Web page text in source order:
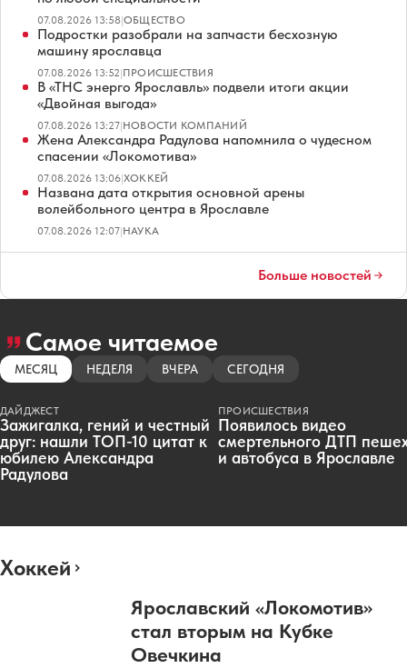
07.08.2026 13:58|ОБЩЕСТВО
Подростки разобрали на запчасти бесхозную
машину ярославца
07.08.2026 13:52|ПРОИСШЕСТВИЯ
В «ТНС энерго Ярославль» подвели итоги акции
«Двойная выгода»
07.08.2026 13:27|НОВОСТИ КОМПАНИЙ
Жена Александра Радулова напомнила о чудесном
спасении «Локомотива»
07.08.2026 13:06|ХОККЕЙ
Названа дата открытия основной арены
волейбольного центра в Ярославле
07.08.2026 12:07|НАУКА
Больше новостей
Самое читаемое
МЕСЯЦ НЕДЕЛЯ ВЧЕРА СЕГОДНЯ
ДАЙДЖЕСТ
Зажигалка, гений и честный
друг: нашли ТОП-10 цитат к
юбилею Александра
Радулова
ПРОИСШЕСТВИЯ
Появилось видео
смертельного ДТП
и автобуса в Ярославле
Хоккей
Ярославский «Локомотив»
стал вторым на Кубке
Овечкина